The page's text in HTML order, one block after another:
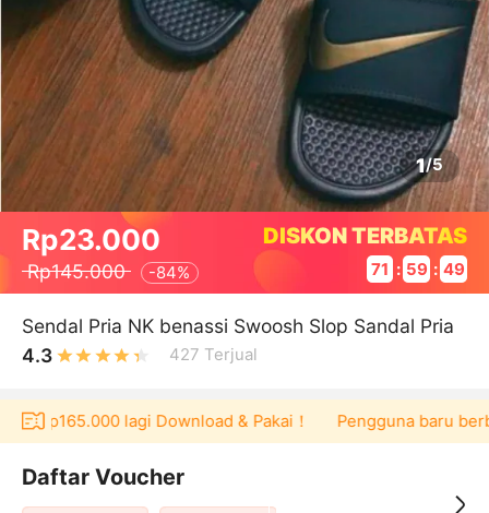
1/5
Rp23.000
Rp145.000 -84%
DISKON TERBATAS
71 : 59 : 49
Sendal Pria NK benassi Swoosh Slop Sandal Pria
4.3
427 Terjual
Rp165.000 lagi Download & Pakai！ Pengguna baru
Daftar Voucher